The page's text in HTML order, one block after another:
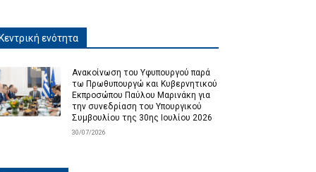
Κεντρική ενότητα
Ανακοίνωση του Υφυπουργού παρά
τω Πρωθυπουργώ και Κυβερνητικού
Εκπροσώπου Παύλου Μαρινάκη για
την συνεδρίαση του Υπουργικού
Συμβουλίου της 30ης Ιουλίου 2026
30/07/2026